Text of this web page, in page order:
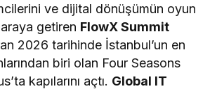
ve dijital dönüşümün oyun
araya getiren FlowX Summit
2026 tarihinde İstanbul’un en
biri olan Four Seasons
kapılarını açtı. Global IT